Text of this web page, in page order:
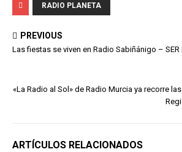
RADIO PLANETA
PREVIOUS
Las fiestas se viven en Radio Sabiñánigo – SER
«La Radio al Sol» de Radio Murcia ya recorre
ARTÍCULOS RELACIONADOS